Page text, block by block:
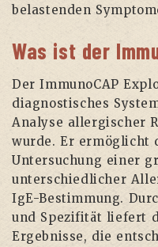
belastenden
Was ist der
Der ImmunoCAP
diagnostisches
Analyse allergischer
wurde. Er ermöglicht
Untersuchung einer
unterschiedlicher
IgE-Bestimmung.
und Spezifität liefert
Ergebnisse, die